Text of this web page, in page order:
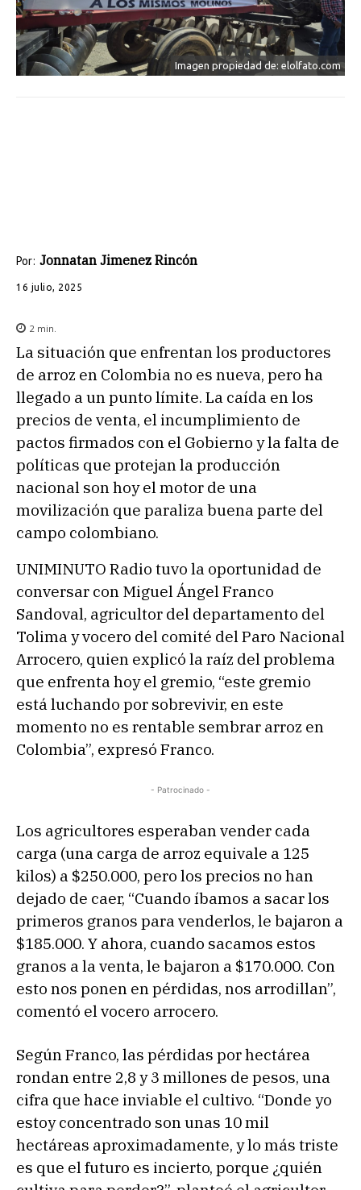
Imagen propiedad de: elolfato.com
Por: Jonnatan Jimenez Rincón
16 julio, 2025
2 min.
La situación que enfrentan los productores
de arroz en Colombia no es nueva, pero ha
llegado a un punto límite. La caída en los
precios de venta, el incumplimiento de
pactos firmados con el Gobierno y la falta de
políticas que protejan la producción
nacional son hoy el motor de una
movilización que paraliza buena parte del
campo colombiano.
UNIMINUTO Radio tuvo la oportunidad de
conversar con Miguel Ángel Franco
Sandoval, agricultor del departamento del
Tolima y vocero del comité del Paro Nacional
Arrocero, quien explicó la raíz del problema
que enfrenta hoy el gremio, “este gremio
está luchando por sobrevivir, en este
momento no es rentable sembrar arroz en
Colombia”, expresó Franco.
- Patrocinado -
Los agricultores esperaban vender cada
carga (una carga de arroz equivale a 125
kilos) a $250.000, pero los precios no han
dejado de caer, “Cuando íbamos a sacar los
primeros granos para venderlos, le bajaron a
$185.000. Y ahora, cuando sacamos estos
granos a la venta, le bajaron a $170.000. Con
esto nos ponen en pérdidas, nos arrodillan”,
comentó el vocero arrocero.
Según Franco, las pérdidas por hectárea
rondan entre 2,8 y 3 millones de pesos, una
cifra que hace inviable el cultivo. “Donde yo
estoy concentrado son unas 10 mil
hectáreas aproximadamente, y lo más triste
es que el futuro es incierto, porque ¿quién